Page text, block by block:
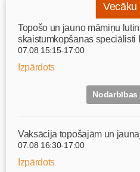
Vecāku
Topošo un jauno māmiņu
skaistumkopšanas speciālisti
07.08 15:15-17:00
Izpārdots
Vaksācija topošajām un
07.08 16:30-17:00
Izpārdots